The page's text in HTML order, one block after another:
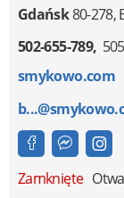
Gdańsk80-278,
502-655-789
smykowo.com
Zamknięte